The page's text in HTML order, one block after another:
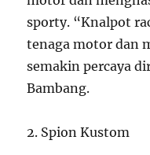
sporty. “Knalpot
tenaga motor dan
semakin percaya
Bambang.
2. Spion Kustom